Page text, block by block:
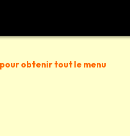
obtenir tout le menu